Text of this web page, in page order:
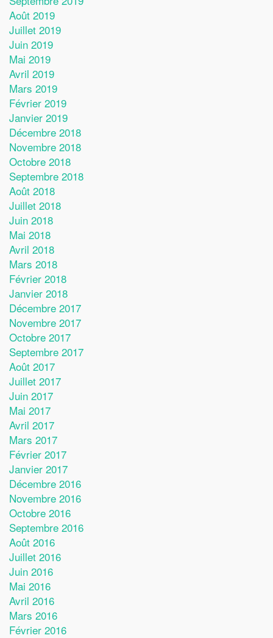
Août 2019
Juillet 2019
Juin 2019
Mai 2019
Avril 2019
Mars 2019
Février 2019
Janvier 2019
Décembre 2018
Novembre 2018
Octobre 2018
Septembre 2018
Août 2018
Juillet 2018
Juin 2018
Mai 2018
Avril 2018
Mars 2018
Février 2018
Janvier 2018
Décembre 2017
Novembre 2017
Octobre 2017
Septembre 2017
Août 2017
Juillet 2017
Juin 2017
Mai 2017
Avril 2017
Mars 2017
Février 2017
Janvier 2017
Décembre 2016
Novembre 2016
Octobre 2016
Septembre 2016
Août 2016
Juillet 2016
Juin 2016
Mai 2016
Avril 2016
Mars 2016
Février 2016